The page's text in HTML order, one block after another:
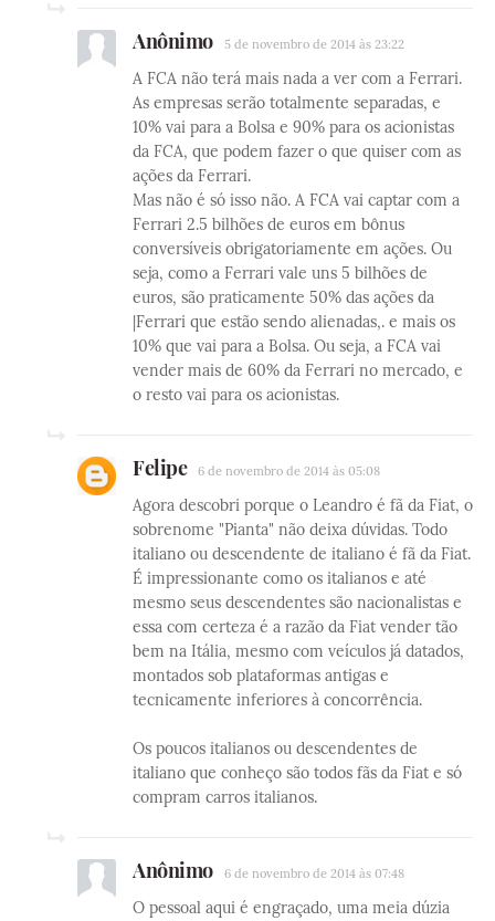
Anônimo 5 de novembro de 2014 às 23:22
A FCA não terá mais nada a ver com a Ferrari.
As empresas serão totalmente separadas, e
10% vai para a Bolsa e 90% para os acionistas
da FCA, que podem fazer o que quiser com as
ações da Ferrari.
Mas não é só isso não. A FCA vai captar com a
Ferrari 2.5 bilhões de euros em bônus
conversíveis obrigatoriamente em ações. Ou
seja, como a Ferrari vale uns 5 bilhões de
euros, são praticamente 50% das ações da
|Ferrari que estão sendo alienadas,. e mais os
10% que vai para a Bolsa. Ou seja, a FCA vai
vender mais de 60% da Ferrari no mercado, e
o resto vai para os acionistas.
Felipe 6 de novembro de 2014 às 05:08
Agora descobri porque o Leandro é fã da Fiat, o
sobrenome "Pianta" não deixa dúvidas. Todo
italiano ou descendente de italiano é fã da Fiat.
É impressionante como os italianos e até
mesmo seus descendentes são nacionalistas e
essa com certeza é a razão da Fiat vender tão
bem na Itália, mesmo com veículos já datados,
montados sob plataformas antigas e
tecnicamente inferiores à concorrência.
Os poucos italianos ou descendentes de
italiano que conheço são todos fãs da Fiat e só
compram carros italianos.
Anônimo 6 de novembro de 2014 às 07:48
O pessoal aqui é engraçado, uma meia dúzia